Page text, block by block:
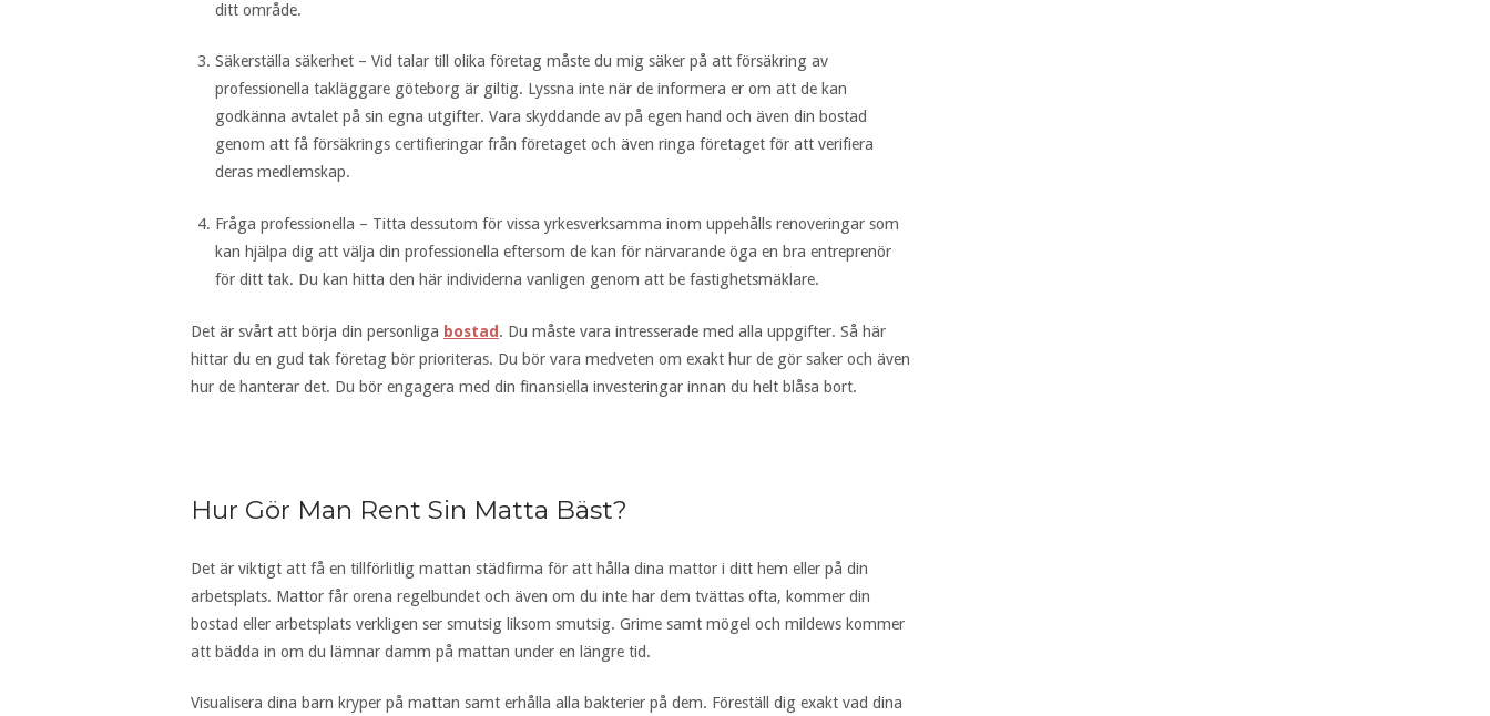
ditt område.
Säkerställa säkerhet – Vid talar till olika företag måste du mig säker på att försäkring av
professionella takläggare göteborg är giltig. Lyssna inte när de informera er om att de kan
godkänna avtalet på sin egna utgifter. Vara skyddande av på egen hand och även din bostad
genom att få försäkrings certifieringar från företaget och även ringa företaget för att verifiera
deras medlemskap.
Fråga professionella – Titta dessutom för vissa yrkesverksamma inom uppehålls renoveringar som
kan hjälpa dig att välja din professionella eftersom de kan för närvarande öga en bra entreprenör
för ditt tak. Du kan hitta den här individerna vanligen genom att be fastighetsmäklare.
Det är svårt att börja din personliga bostad. Du måste vara intresserade med alla uppgifter. Så här
hittar du en gud tak företag bör prioriteras. Du bör vara medveten om exakt hur de gör saker och även
hur de hanterar det. Du bör engagera med din finansiella investeringar innan du helt blåsa bort.
Hur Gör Man Rent Sin Matta Bäst?
Det är viktigt att få en tillförlitlig mattan städfirma för att hålla dina mattor i ditt hem eller på din
arbetsplats. Mattor får orena regelbundet och även om du inte har dem tvättas ofta, kommer din
bostad eller arbetsplats verkligen ser smutsig liksom smutsig. Grime samt mögel och mildews kommer
att bädda in om du lämnar damm på mattan under en längre tid.
Visualisera dina barn kryper på mattan samt erhålla alla bakterier på dem. Föreställ dig exakt vad dina